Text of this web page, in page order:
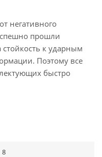
негативного
прошли
к ударным
Поэтому все
быстро
8